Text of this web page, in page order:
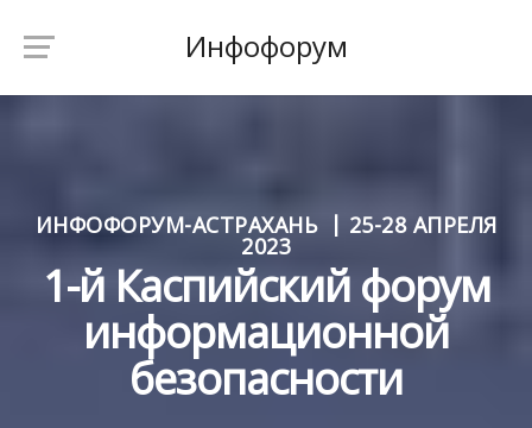
Инфофорум
ИНФОФОРУМ-АСТРАХАНЬ 25-28 АПРЕЛЯ
2023
1-й Каспийский форум
информационной
безопасности